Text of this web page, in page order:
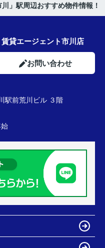
」駅周辺おすすめ物件情報！
貸エージェント市川店
お問い合わせ
駅前荒川ビル ３階